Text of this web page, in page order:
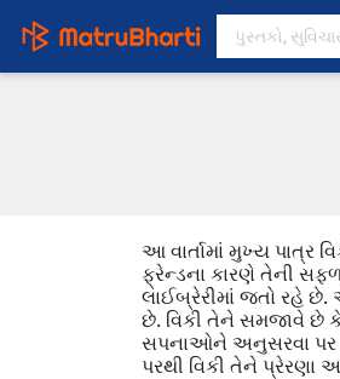
આ વાર્તામાં મુખ્ય પાત્ર
ફ્રેન્ડના કારણે તેની
લાઈબ્રેરીમાં જતો રહે છે.
છે. વિકી તેને સમજાવે છે
સપનાઓને અનુસરવા પર
પરથી વિકી તેને પ્રેરણા